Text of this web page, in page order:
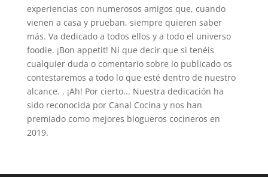
experiencias con numerosos amigos que, cuando
vienen a casa y prueban, siempre quieren saber
más. Va dedicado a todos ellos y a todo el universo
foodie. ¡Bon appetit! Ni que decir que si tenéis
cualquier duda o comentario sobre lo publicado os
contestaremos a todo lo que esté dentro de nuestro
alcance. . ¡Ah! Por cierto... Nuestra dedicación ha
sido reconocida por Canal Cocina y nos han
premiado como mejores blogueros cocineros en
2019.